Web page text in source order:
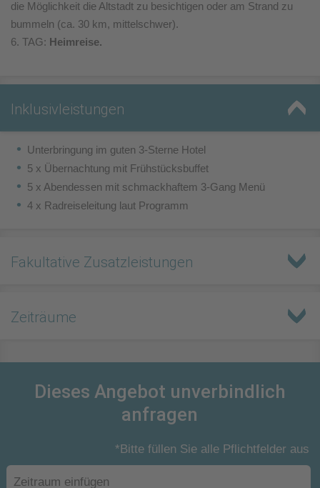
die Möglichkeit die Altstadt zu besichtigen oder am Strand zu
bummeln (ca. 30 km, mittelschwer).
6. TAG: Heimreise.
Inklusivleistungen
Unterbringung im guten 3-Sterne Hotel
5 x Übernachtung mit Frühstücksbuffet
5 x Abendessen mit schmackhaftem 3-Gang Menü
4 x Radreiseleitung laut Programm
Fakultative Zusatzleistungen
Zeiträume
Dieses Angebot unverbindlich
anfragen
*Bitte füllen Sie alle Pflichtfelder aus